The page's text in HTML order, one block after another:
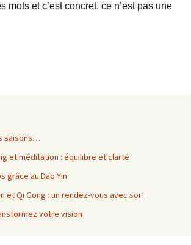
mots et c’est concret, ce n’est pas une
saisons…
et méditation : équilibre et clarté
grâce au Dao Yin
et Qi Gong : un rendez-vous avec soi !
votre vision